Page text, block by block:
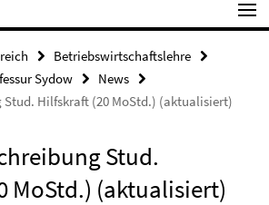
Betriebswirtschaftslehre
Sydow
News
Stud. Hilfskraft (20 MoStd.) (aktualisiert)
Stud.
MoStd.) (aktualisiert)